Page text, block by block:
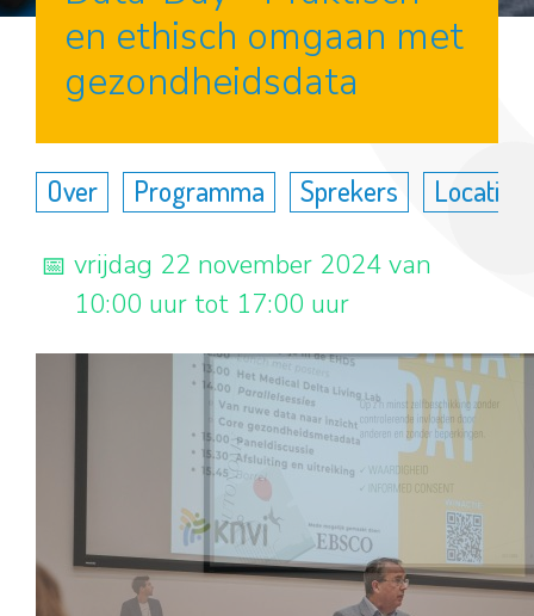
en ethisch omgaan met
gezondheidsdata
Over Programma Sprekers Locatie
vrijdag 22 november 2024 van
10:00 uur tot 17:00 uur